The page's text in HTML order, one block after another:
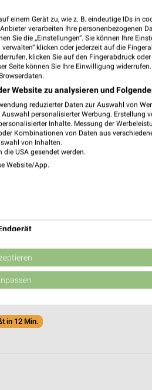
in 12 Min.
einem Gerät zu, wie z. B. eindeutige IDs in
verarbeiten Ihre personenbezogenen
Sie die „Einstellungen“. Sie können Ihre
klicken oder jederzeit auf die
klicken Sie auf den Fingerabdruck
Seite können Sie Ihre Einwilligung
Website zu analysieren und
reduzierter Daten zur Auswahl von
personalisierter Werbung. Erstellung
Inhalte. Messung der
Kombinationen von Daten aus
von Inhalten.
USA gesendet werden.
Website/App.